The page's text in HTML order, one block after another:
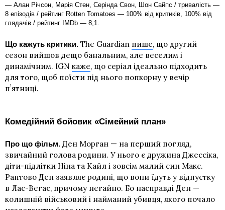
— Алан Річсон, Марія Стен, Серінда Свон, Шон Сайпс / тривалість —
8 епізодів / рейтинг Rotten Tomatoes — 100% від критиків, 100% від
глядачів / рейтинг IMDb — 8,1.
Що кажуть критики. The Guardian пише, що другий
сезон вийшов дещо банальним, але веселим і
динамічним. IGN каже, що серіал ідеально підходить
для того, щоб поїсти під нього попкорну у вечір
пʼятниці.
Комедійний бойовик «Сімейний план»
Про що фільм. Ден Морган — на перший погляд,
звичайний голова родини. У нього є дружина Джессіка,
діти-підлітки Ніна та Кайл і зовсім малий син Макс.
Раптово Ден заявляє родині, що вони їдуть у відпустку
в Лас-Вегас, причому негайно. Бо насправді Ден —
колишній військовий і найманий убивця, якого почало